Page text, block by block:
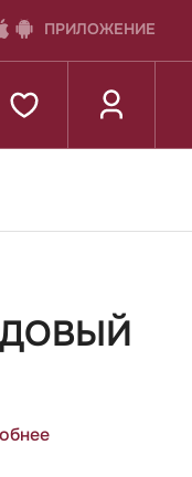
ПРИЛОЖЕНИЕ